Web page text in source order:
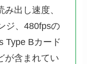
出し速度、
ジ、480fpsの
Type Bカード
が含まれてい